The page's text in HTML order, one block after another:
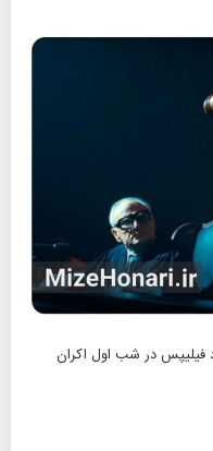
فیلیپس در شب اول اکران